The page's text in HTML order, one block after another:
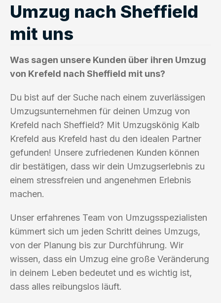
Umzug nach Sheffield
mit uns
Was sagen unsere Kunden über ihren Umzug
von Krefeld nach Sheffield mit uns?
Du bist auf der Suche nach einem zuverlässigen
Umzugsunternehmen für deinen Umzug von
Krefeld nach Sheffield? Mit Umzugskönig Kalb
Krefeld aus Krefeld hast du den idealen Partner
gefunden! Unsere zufriedenen Kunden können
dir bestätigen, dass wir dein Umzugserlebnis zu
einem stressfreien und angenehmen Erlebnis
machen.
Unser erfahrenes Team von Umzugsspezialisten
kümmert sich um jeden Schritt deines Umzugs,
von der Planung bis zur Durchführung. Wir
wissen, dass ein Umzug eine große Veränderung
in deinem Leben bedeutet und es wichtig ist,
dass alles reibungslos läuft.